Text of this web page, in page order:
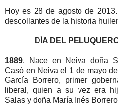
Hoy es 28 de agosto de
descollantes de la historia
DÍA DEL
1889. Nace en Neiva doña
Casó en Neiva el 1 de mayo
García Borrero, primer
liberal, quien a su vez era
Salas y doña María Inés